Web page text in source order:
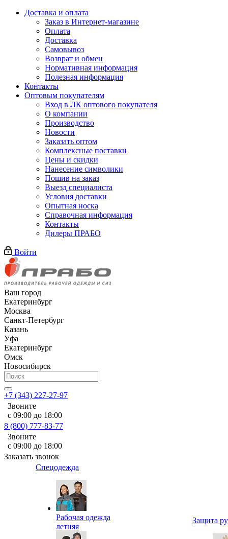
Доставка и оплата
Заказ в Интернет-магазине
Оплата
Доставка
Самовывоз
Возврат и обмен
Нормативная информация
Полезная информация
Контакты
Оптовым покупателям
Вход в ЛК оптового покупателя
О компании
Производство
Новости
Заказать оптом
Комплексные поставки
Цены и скидки
Нанесение символики
Пошив на заказ
Выезд специалиста
Условия доставки
Опытная носка
Справочная информация
Контакты
Дилеры ПРАБО
Войти
Ваш город
Екатеринбург
Москва
Санкт-Петербург
Казань
Уфа
Екатеринбург
Омск
Новосибирск
+7 (343) 227-27-97
Звоните
с 09:00 до 18:00
8 (800) 777-83-77
Звоните
с 09:00 до 18:00
Заказать звонок
Спецодежда
Рабочая одежда
летняя
Защита